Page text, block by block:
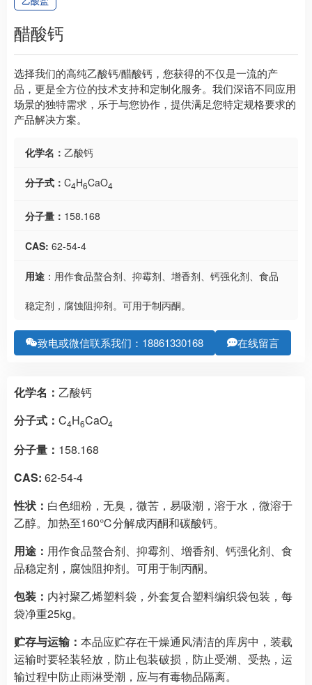
醋酸钙
选择我们的高纯乙酸钙/醋酸钙，您获得的不仅是一流的产
品，更是全方位的技术支持和定制化服务。我们深谙不同应用
场景的独特需求，乐于与您协作，提供满足您特定规格要求的
产品解决方案。
化学名： 乙酸钙
分子式： C4H6CaO4
分子量： 158.168
CAS: 62-54-4
用途 ：用作食品螯合剂、抑霉剂、增香剂、钙强化剂、食品
稳定剂，腐蚀阻抑剂。可用于制丙酮。
致电或微信联系我们：18861330168 在线留言
化学名： 乙酸钙
分子式： C4H6CaO4
分子量： 158.168
CAS: 62-54-4
性状： 白色细粉，无臭，微苦，易吸潮，溶于水，微溶于
乙醇。加热至160℃分解成丙酮和碳酸钙。
用途： 用作食品螯合剂、抑霉剂、增香剂、钙强化剂、食
品稳定剂，腐蚀阻抑剂。可用于制丙酮。
包装： 内衬聚乙烯塑料袋，外套复合塑料编织袋包装，每
袋净重25kg。
贮存与运输： 本品应贮存在干燥通风清洁的库房中，装载
运输时要轻装轻放，防止包装破损，防止受潮、受热，运
输过程中防止雨淋受潮，应与有毒物品隔离。